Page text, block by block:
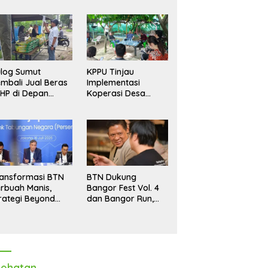
Sumut
Jual Beras
di Depan
Akhir Tahun
KPPU Tinjau
Implementasi
Koperasi Desa
BTN
Manis,
Beyond
BTN Dukung
Bangor Fest Vol. 4
dan Bangor Run,